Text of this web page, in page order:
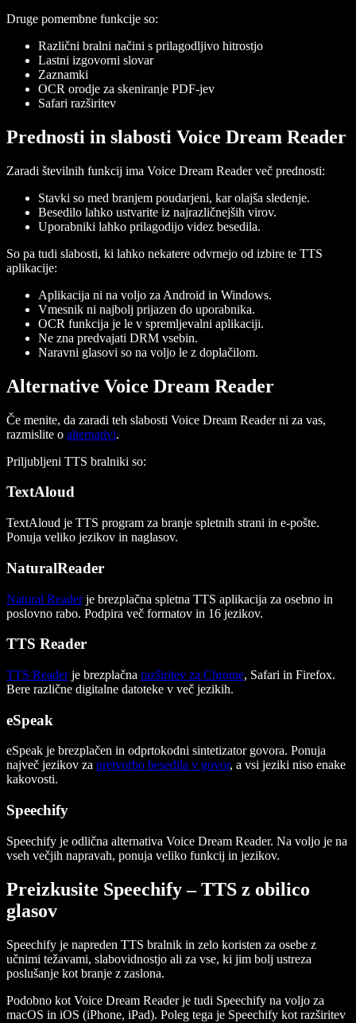
Druge pomembne funkcije so:
Različni bralni načini s prilagodljivo hitrostjo
Lastni izgovorni slovar
Zaznamki
OCR orodje za skeniranje PDF-jev
Safari razširitev
Prednosti in slabosti Voice Dream Reader
Zaradi številnih funkcij ima Voice Dream Reader več prednosti:
Stavki so med branjem poudarjeni, kar olajša sledenje.
Besedilo lahko ustvarite iz najrazličnejših virov.
Uporabniki lahko prilagodijo videz besedila.
So pa tudi slabosti, ki lahko nekatere odvrnejo od izbire te TTS
aplikacije:
Aplikacija ni na voljo za Android in Windows.
Vmesnik ni najbolj prijazen do uporabnika.
OCR funkcija je le v spremljevalni aplikaciji.
Ne zna predvajati DRM vsebin.
Naravni glasovi so na voljo le z doplačilom.
Alternative Voice Dream Reader
Če menite, da zaradi teh slabosti Voice Dream Reader ni za vas,
razmislite o alternativi.
Priljubljeni TTS bralniki so:
TextAloud
TextAloud je TTS program za branje spletnih strani in e-pošte.
Ponuja veliko jezikov in naglasov.
NaturalReader
Natural Readerje brezplačna spletna TTS aplikacija za osebno in
poslovno rabo. Podpira več formatov in 16 jezikov.
TTS Reader
TTS Readerje brezplačna razširitev za Chrome, Safari in Firefox.
Bere različne digitalne datoteke v več jezikih.
eSpeak
eSpeak je brezplačen in odprtokodni sintetizator govora. Ponuja
največ jezikov za pretvorbo besedila v govor, a vsi jeziki niso enake
kakovosti.
Speechify
Speechify je odlična alternativa Voice Dream Reader. Na voljo je na
vseh večjih napravah, ponuja veliko funkcij in jezikov.
Preizkusite Speechify – TTS z obilico
glasov
Speechify je napreden TTS bralnik in zelo koristen za osebe z
učnimi težavami, slabovidnostjo ali za vse, ki jim bolj ustreza
poslušanje kot branje z zaslona.
Podobno kot Voice Dream Reader je tudi Speechify na voljo za
macOS in iOS (iPhone, iPad). Poleg tega je Speechify kot razširitev